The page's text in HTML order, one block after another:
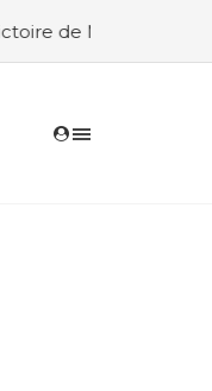
Nasser Al-Attiyah et